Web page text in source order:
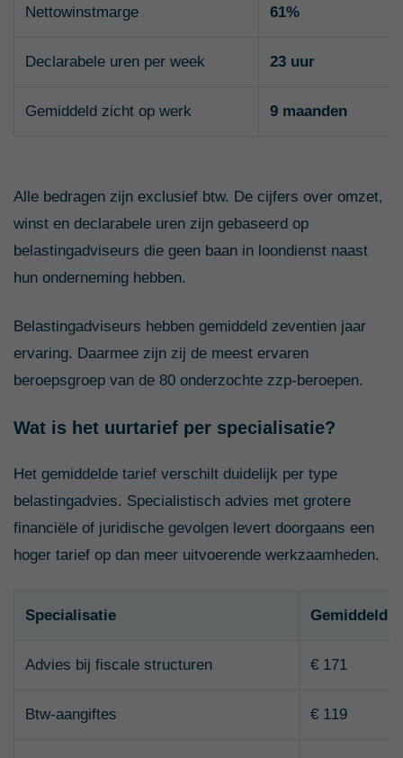
Nettowinstmarge 61%
Declarabele uren per week 23 uur
Gemiddeld zicht op werk 9 maanden
Alle bedragen zijn exclusief btw. De cijfers over omzet,
winst en declarabele uren zijn gebaseerd op
belastingadviseurs die geen baan in loondienst naast
hun onderneming hebben.
Belastingadviseurs hebben gemiddeld zeventien jaar
ervaring. Daarmee zijn zij de meest ervaren
beroepsgroep van de 80 onderzochte zzp-beroepen.
Wat is het uurtarief per specialisatie?
Het gemiddelde tarief verschilt duidelijk per type
belastingadvies. Specialistisch advies met grotere
financiële of juridische gevolgen levert doorgaans een
hoger tarief op dan meer uitvoerende werkzaamheden.
Specialisatie Gemiddeld
Advies bij fiscale structuren € 171
Btw-aangiftes € 119